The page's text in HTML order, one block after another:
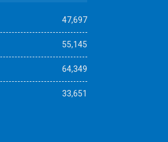
47,697
55,145
64,349
33,651